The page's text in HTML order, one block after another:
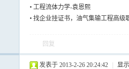
• 工程流体力学-袁恩熙
• 找企业挂证书，油气集输工程高级
回复
发表于 2013-2-26 20:24:42 显